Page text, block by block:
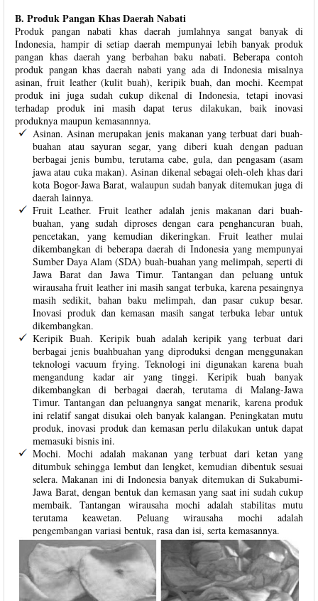
B. Produk Pangan Khas Daerah Nabati
Produk pangan nabati khas daerah jumlahnya sangat banyak di
Indonesia, hampir di setiap daerah mempunyai lebih banyak produk
pangan khas daerah yang berbahan baku nabati. Beberapa contoh
produk pangan khas daerah nabati yang ada di Indonesia misalnya
asinan, fruit leather (kulit buah), keripik buah, dan mochi. Keempat
produk ini juga sudah cukup dikenal di Indonesia, tetapi inovasi
terhadap produk ini masih dapat terus dilakukan, baik inovasi
produknya maupun kemasannnya.
Asinan. Asinan merupakan jenis makanan yang terbuat dari buah-
buahan atau sayuran segar, yang diberi kuah dengan paduan
berbagai jenis bumbu, terutama cabe, gula, dan pengasam (asam
jawa atau cuka makan). Asinan dikenal sebagai oleh-oleh khas dari
kota Bogor-Jawa Barat, walaupun sudah banyak ditemukan juga di
daerah lainnya.
Fruit Leather. Fruit leather adalah jenis makanan dari buah-
buahan, yang sudah diproses dengan cara penghancuran buah,
pencetakan, yang kemudian dikeringkan. Fruit leather mulai
dikembangkan di beberapa daerah di Indonesia yang mempunyai
Sumber Daya Alam (SDA) buah-buahan yang melimpah, seperti di
Jawa Barat dan Jawa Timur. Tantangan dan peluang untuk
wirausaha fruit leather ini masih sangat terbuka, karena pesaingnya
masih sedikit, bahan baku melimpah, dan pasar cukup besar.
Inovasi produk dan kemasan masih sangat terbuka lebar untuk
dikembangkan.
Keripik Buah. Keripik buah adalah keripik yang terbuat dari
berbagai jenis buahbuahan yang diproduksi dengan menggunakan
teknologi vacuum frying. Teknologi ini digunakan karena buah
mengandung kadar air yang tinggi. Keripik buah banyak
dikembangkan di berbagai daerah, terutama di Malang-Jawa
Timur. Tantangan dan peluangnya sangat menarik, karena produk
ini relatif sangat disukai oleh banyak kalangan. Peningkatan mutu
produk, inovasi produk dan kemasan perlu dilakukan untuk dapat
memasuki bisnis ini.
Mochi. Mochi adalah makanan yang terbuat dari ketan yang
ditumbuk sehingga lembut dan lengket, kemudian dibentuk sesuai
selera. Makanan ini di Indonesia banyak ditemukan di Sukabumi-
Jawa Barat, dengan bentuk dan kemasan yang saat ini sudah cukup
membaik. Tantangan wirausaha mochi adalah stabilitas mutu
terutama keawetan. Peluang wirausaha mochi adalah
pengembangan variasi bentuk, rasa dan isi, serta kemasannya.